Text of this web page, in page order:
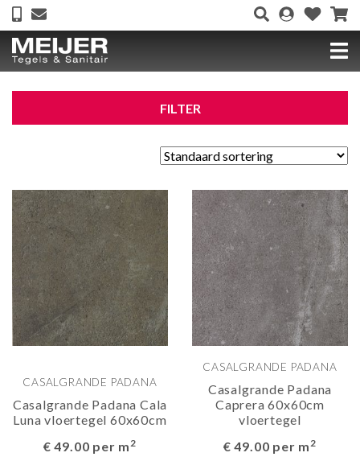
FILTER
CASALGRANDE PADANA
Casalgrande Padana Cala
Luna vloertegel 60x60cm
€ 49.00 per m2
CASALGRANDE PADANA
Casalgrande Padana
Caprera 60x60cm
vloertegel
€ 49.00 per m2